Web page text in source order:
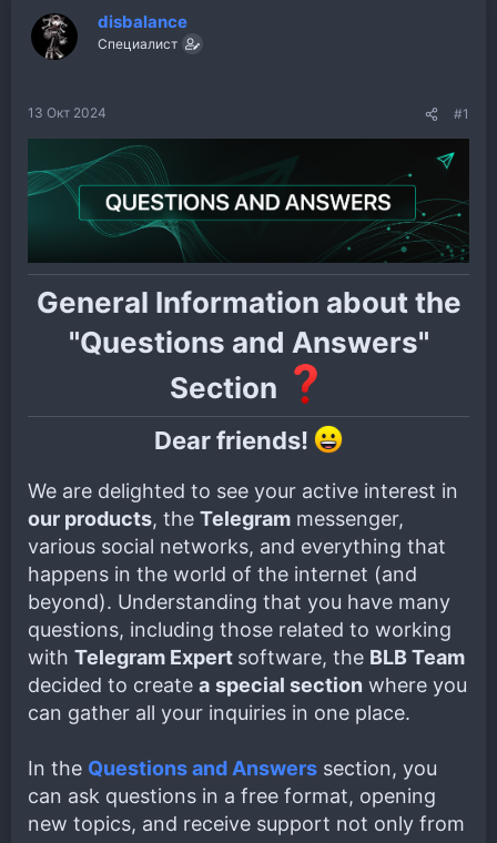
disbalance
Специалист
13 Окт 2024 #1
General Information about the
"Questions and Answers"
Section
Dear friends!
We are delighted to see your active interest in
our products, the Telegram messenger,
various social networks, and everything that
happens in the world of the internet (and
beyond). Understanding that you have many
questions, including those related to working
with Telegram Expert software, the BLB Team
decided to create a special section where you
can gather all your inquiries in one place.
In the Questions and Answers section, you
can ask questions in a free format, opening
new topics, and receive support not only from